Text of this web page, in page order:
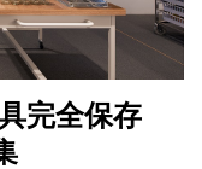
完全保存